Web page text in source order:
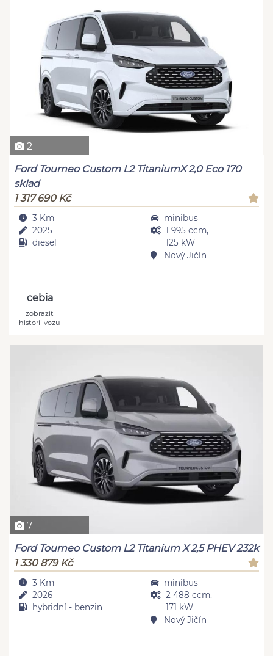
2
Ford Tourneo Custom L2 TitaniumX 2,0 Eco 170
sklad
1 317 690 Kč
3 Km
2025
diesel
minibus
1 995 ccm,
125 kW
Nový Jičín
cebia
zobrazit
historii vozu
7
Ford Tourneo Custom L2 Titanium X 2,5 PHEV 232k
1 330 879 Kč
3 Km
2026
hybridní - benzin
minibus
2 488 ccm,
171 kW
Nový Jičín